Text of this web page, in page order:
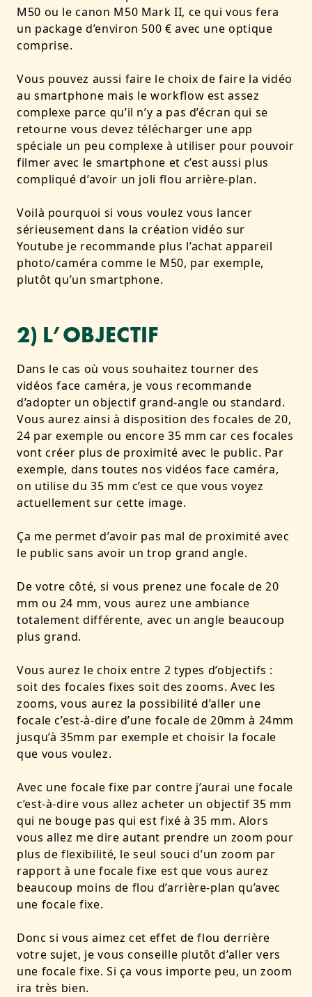
M50 ou le canon M50 Mark II, ce qui vous fera
un package d’environ 500 € avec une optique
comprise.
Vous pouvez aussi faire le choix de faire la vidéo
au smartphone mais le workflow est assez
complexe parce qu’il n’y a pas d’écran qui se
retourne vous devez télécharger une app
spéciale un peu complexe à utiliser pour pouvoir
filmer avec le smartphone et c’est aussi plus
compliqué d’avoir un joli flou arrière-plan.
Voilà pourquoi si vous voulez vous lancer
sérieusement dans la création vidéo sur
Youtube je recommande plus l’achat appareil
photo/caméra comme le M50, par exemple,
plutôt qu’un smartphone.
2) L’OBJECTIF
Dans le cas où vous souhaitez tourner des
vidéos face caméra, je vous recommande
d’adopter un objectif grand-angle ou standard.
Vous aurez ainsi à disposition des focales de 20,
24 par exemple ou encore 35 mm car ces focales
vont créer plus de proximité avec le public. Par
exemple, dans toutes nos vidéos face caméra,
on utilise du 35 mm c’est ce que vous voyez
actuellement sur cette image.
Ça me permet d’avoir pas mal de proximité avec
le public sans avoir un trop grand angle.
De votre côté, si vous prenez une focale de 20
mm ou 24 mm, vous aurez une ambiance
totalement différente, avec un angle beaucoup
plus grand.
Vous aurez le choix entre 2 types d’objectifs :
soit des focales fixes soit des zooms. Avec les
zooms, vous aurez la possibilité d’aller une
focale c’est-à-dire d’une focale de 20mm à 24mm
jusqu’à 35mm par exemple et choisir la focale
que vous voulez.
Avec une focale fixe par contre j’aurai une focale
c’est-à-dire vous allez acheter un objectif 35 mm
qui ne bouge pas qui est fixé à 35 mm. Alors
vous allez me dire autant prendre un zoom pour
plus de flexibilité, le seul souci d’un zoom par
rapport à une focale fixe est que vous aurez
beaucoup moins de flou d’arrière-plan qu’avec
une focale fixe.
Donc si vous aimez cet effet de flou derrière
votre sujet, je vous conseille plutôt d’aller vers
une focale fixe. Si ça vous importe peu, un zoom
ira très bien.